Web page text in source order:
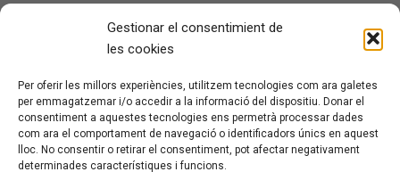
Gestionar el consentimient de
les cookies
Per oferir les millors experiències, utilitzem tecnologies com ara galetes
per emmagatzemar i/o accedir a la informació del dispositiu. Donar el
consentiment a aquestes tecnologies ens permetrà processar dades
com ara el comportament de navegació o identificadors únics en aquest
lloc. No consentir o retirar el consentiment, pot afectar negativament
determinades característiques i funcions.
CLASSE EN GRUP
QUI SOC?
CONTACTE
AVÍS LEGAL I PROTECCIÓ DE DADES